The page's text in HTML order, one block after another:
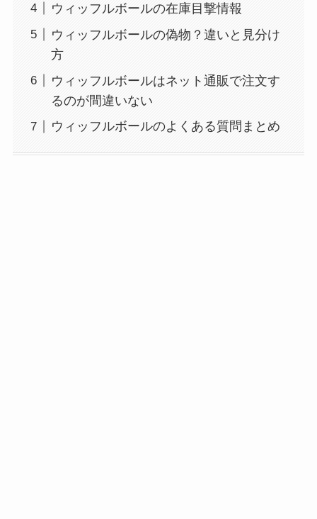
ウィッフルボールの在庫目撃情報
ウィッフルボールの偽物？違いと見分け
方
ウィッフルボールはネット通販で注文す
るのが間違いない
ウィッフルボールのよくある質問まとめ